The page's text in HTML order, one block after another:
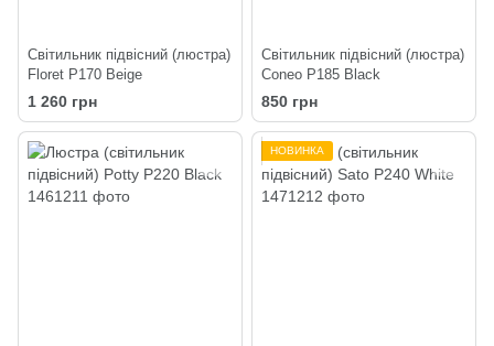
Світильник підвісний (люстра)
Floret P170 Beige
1 260 грн
Світильник підвісний (люстра)
Coneo P185 Black
850 грн
НОВИНКА